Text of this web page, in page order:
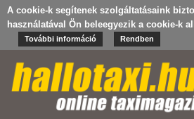
A cookie-k segítenek szolgáltatásaink
használatával Ön beleegyezik a cookie-k
További információ Rendben